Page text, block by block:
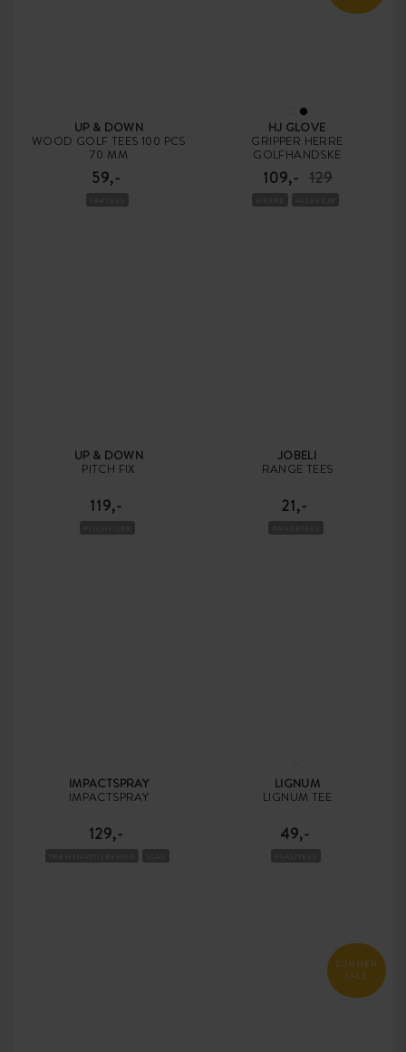
UP & DOWN
WOOD GOLF TEES 100 PCS
70 MM
59,-
HJ GLOVE
GRIPPER HERRE
GOLFHANDSKE
109,- 129
UP & DOWN
PITCH FIX
119,-
JOBELI
RANGE TEES
21,-
IMPACTSPRAY
IMPACTSPRAY
129,-
LIGNUM
LIGNUM TEE
49,-
SUMMER
SALE